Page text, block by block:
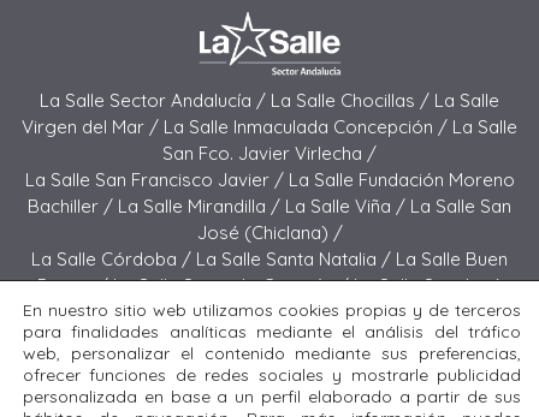
La Salle Sector Andalucía / La Salle Chocillas / La Salle
Virgen del Mar / La Salle Inmaculada Concepción / La Salle
San Fco. Javier Virlecha /
La Salle San Francisco Javier / La Salle Fundación Moreno
Bachiller / La Salle Mirandilla / La Salle Viña / La Salle San
José (Chiclana) /
La Salle Córdoba / La Salle Santa Natalia / La Salle Buen
Pastor /La Salle Sagrado Corazón /La Salle San José
(Jerez) / La Salle El Carmen (Melilla) /
La Salle Buen Consejo /La Salle El Carmen (San Fernando) /
La Salle San Francisco /La Salle Felipe Benito /La Salle La
Purísima
En nuestro sitio web utilizamos cookies propias y de terceros
para finalidades analíticas mediante el análisis del tráfico
web, personalizar el contenido mediante sus preferencias,
ofrecer funciones de redes sociales y mostrarle publicidad
personalizada en base a un perfil elaborado a partir de sus